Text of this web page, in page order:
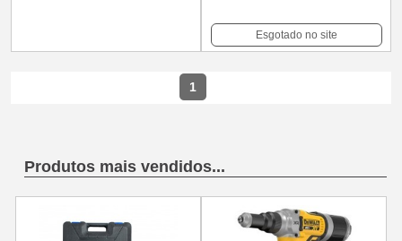
Esgotado no site
1
Produtos mais vendidos...